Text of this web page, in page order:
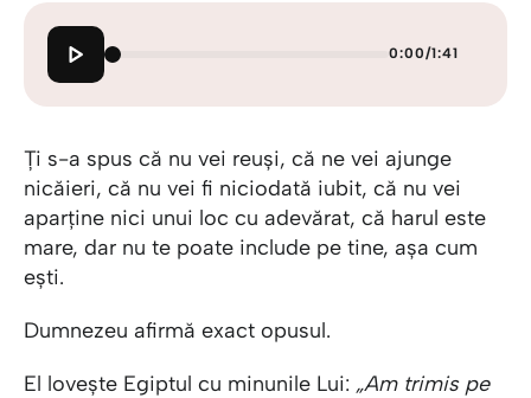
0:00/1:41
Ți s-a spus că nu vei reuși, că ne vei ajunge
nicăieri, că nu vei fi niciodată iubit, că nu vei
aparține nici unui loc cu adevărat, că harul este
mare, dar nu te poate include pe tine, așa cum
ești.
Dumnezeu afirmă exact opusul.
El lovește Egiptul cu minunile Lui: „Am trimis pe